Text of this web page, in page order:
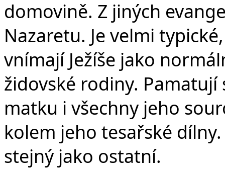
domovině. Z jiných
Nazaretu. Je velmi
vnímají Ježíše jako
židovské rodiny.
matku i všechny jeho
kolem jeho tesařské
stejný jako ostatní.